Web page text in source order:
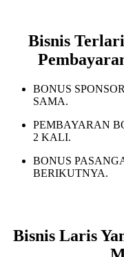
Bisnis
BONUS
SAMA.
PEMBAYARAN
2 KALI.
BONUS
BERIKUTNYA.
Bisnis Laris